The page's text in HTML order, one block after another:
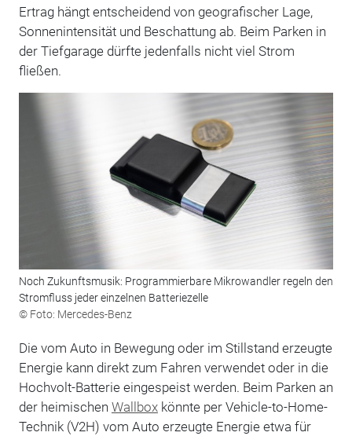
Ertrag hängt entscheidend von geografischer Lage,
Sonnenintensität und Beschattung ab. Beim Parken in
der Tiefgarage dürfte jedenfalls nicht viel Strom
fließen.
Noch Zukunftsmusik: Programmierbare Mikrowandler regeln den
Stromfluss jeder einzelnen Batteriezelle
© Foto: Mercedes-Benz
Die vom Auto in Bewegung oder im Stillstand erzeugte
Energie kann direkt zum Fahren verwendet oder in die
Hochvolt-Batterie eingespeist werden. Beim Parken an
der heimischen Wallboxkönnte per Vehicle-to-Home-
Technik (V2H) vom Auto erzeugte Energie etwa für